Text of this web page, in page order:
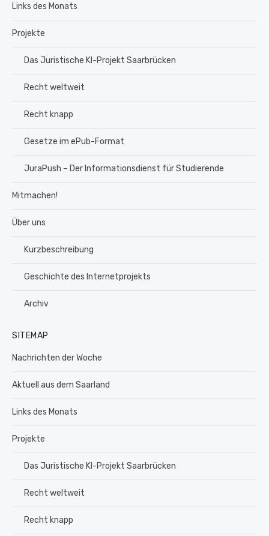
Links des Monats
Projekte
Das Juristische KI-Projekt Saarbrücken
Recht weltweit
Recht knapp
Gesetze im ePub-Format
JuraPush – Der Informationsdienst für Studierende
Mitmachen!
Über uns
Kurzbeschreibung
Geschichte des Internetprojekts
Archiv
SITEMAP
Nachrichten der Woche
Aktuell aus dem Saarland
Links des Monats
Projekte
Das Juristische KI-Projekt Saarbrücken
Recht weltweit
Recht knapp